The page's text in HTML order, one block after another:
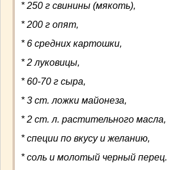
СОУСЫ(6)
ПЕЧЕМ ВМЕСТЕ
Печенье
Пироги(139)
Пирожные(13)
Торты(54)
КРАСОТА И ЗДОРОВЬЕ(185)
САМОРАЗВИТИЕ(12)
* 250 г свинины (мякоть),
* 200 г опят,
* 6 средних картошки,
* 2 луковицы,
* 60-70 г сыра,
* 3 ст. ложки майонеза,
* 2 ст. л. растительного масла,
* специи по вкусу и желанию,
* соль и молотый черный перец.